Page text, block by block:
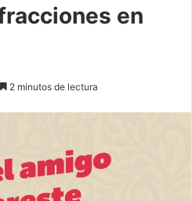
en
2 minutos de lectura